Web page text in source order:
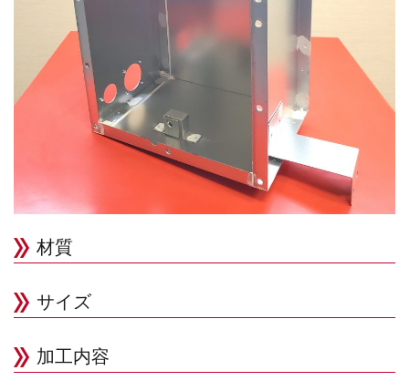
材質
サイズ
加工内容